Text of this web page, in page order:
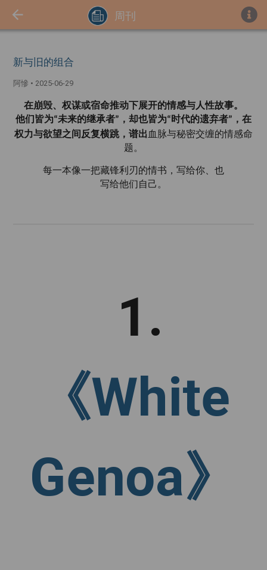
周刊
新与旧的组合
阿慘 • 2025-06-29
在崩毁、权谋或宿命推动下展开的情感与人性故事。
他们皆为“未来的继承者” ，却也皆为“ 时代的遗弃者” ，在
权力与欲望之间反复横跳，谱出 血脉与秘密交缠的情感命
题。
每一本像一把藏锋利刃的情书，写给你、也
写给他们自己。
1.
《White
Genoa》